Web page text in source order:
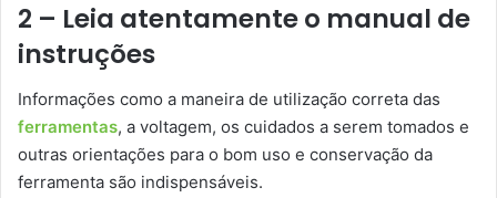
2 – Leia atentamente o manual de
instruções
Informações como a maneira de utilização correta das
ferramentas, a voltagem, os cuidados a serem tomados e
outras orientações para o bom uso e conservação da
ferramenta são indispensáveis.